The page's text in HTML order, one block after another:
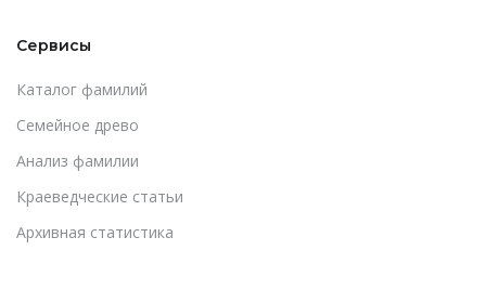
Сервисы
Каталог фамилий
Cемейное древо
Анализ фамилии
Краеведческие статьи
Архивная статистика